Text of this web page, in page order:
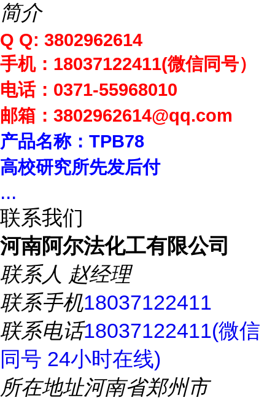
简介
Q Q: 3802962614
手机： 18037122411(微信同号）
电话： 0371-55968010
邮箱： 3802962614@qq.com
产品名称： TPB78
高校研究所先发后付
...
联系我们
河南阿尔法化工有限公司
联系人 赵经理
联系手机18037122411
联系电话18037122411(微信
同号 24小时在线)
所在地址河南省郑州市